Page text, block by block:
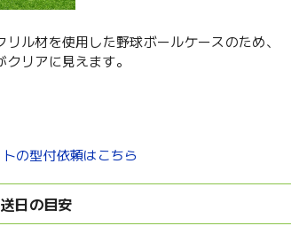
リル材を使用した野球ボールケースのため、
リアに見えます。
の型付依頼はこちら
日の目安